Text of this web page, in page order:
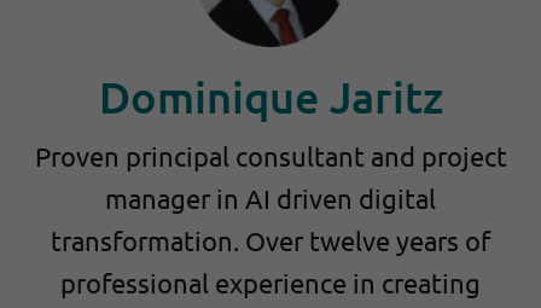
Dominique Jaritz
Proven principal consultant and project
manager in AI driven digital
transformation. Over twelve years of
professional experience in creating